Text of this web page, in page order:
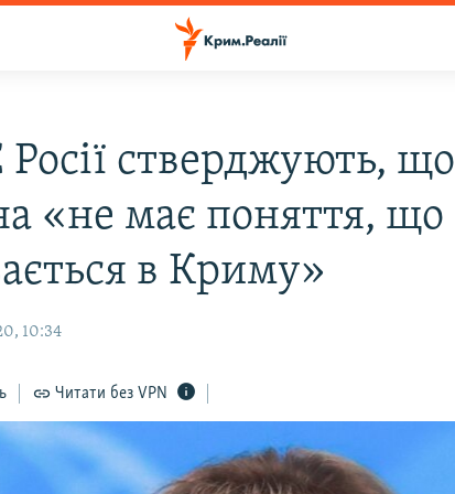
стверджують, що
«не має поняття, що
в Криму»
10:34
Читати без VPN